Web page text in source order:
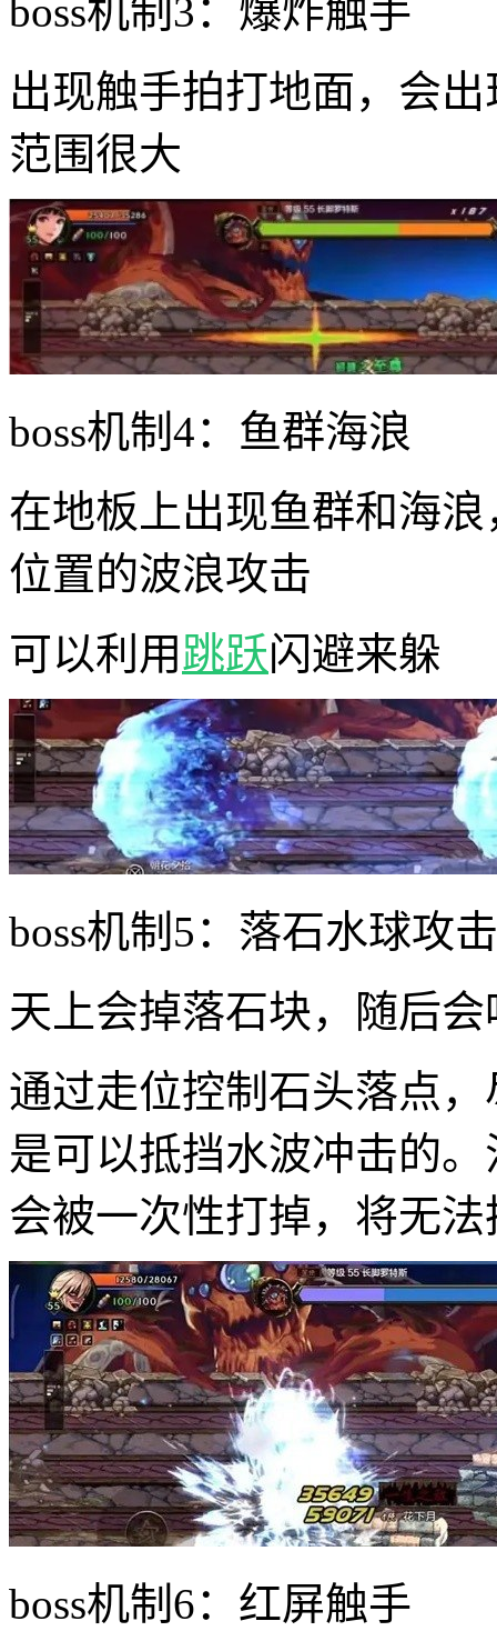
boss机制3：爆炸触手
出现触手拍打地面，会
范围很大
boss机制4：鱼群海浪
在地板上出现鱼群和海
位置的波浪攻击
可以利用跳跃闪避来躲
boss机制5：落石水球攻击
天上会掉落石块，随后
通过走位控制石头落点
是可以抵挡水波冲击的
会被一次性打掉，将无
boss机制6：红屏触手